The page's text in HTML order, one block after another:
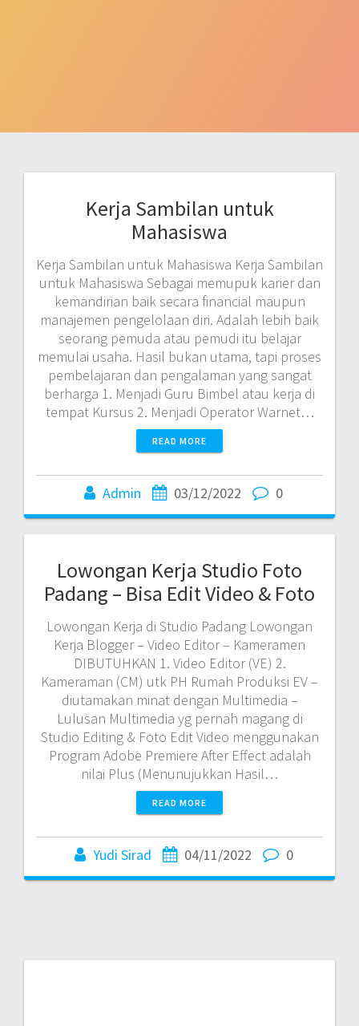
Kerja Sambilan untuk
Mahasiswa
Kerja Sambilan untuk Mahasiswa Kerja Sambilan
untuk Mahasiswa Sebagai memupuk karier dan
kemandirian baik secara financial maupun
manajemen pengelolaan diri. Adalah lebih baik
seorang pemuda atau pemudi itu belajar
memulai usaha. Hasil bukan utama, tapi proses
pembelajaran dan pengalaman yang sangat
berharga 1. Menjadi Guru Bimbel atau kerja di
tempat Kursus 2. Menjadi Operator Warnet…
READ MORE
Admin 03/12/2022 0
Lowongan Kerja Studio Foto
Padang – Bisa Edit Video & Foto
Lowongan Kerja di Studio Padang Lowongan
Kerja Blogger – Video Editor – Kameramen
DIBUTUHKAN 1. Video Editor (VE) 2.
Kameraman (CM) utk PH Rumah Produksi EV –
diutamakan minat dengan Multimedia –
Lulusan Multimedia yg pernah magang di
Studio Editing & Foto Edit Video menggunakan
Program Adobe Premiere After Effect adalah
nilai Plus (Menunujukkan Hasil…
READ MORE
Yudi Sirad 04/11/2022 0